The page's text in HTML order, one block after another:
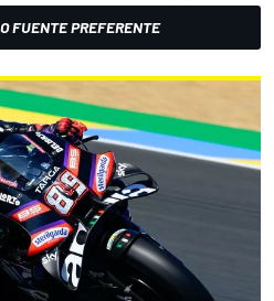
FUENTE PREFERENTE